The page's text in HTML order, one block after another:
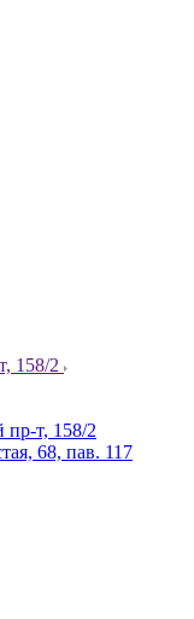
158/2
т, 158/2
68, пав. 117